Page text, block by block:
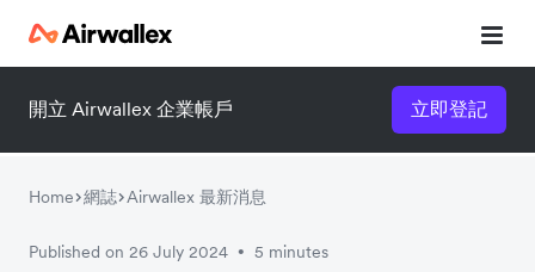
開立 Airwallex 企業帳戶 立即登記
Home 網誌 Airwallex 最新消息
Published on 26 July 2024 • 5 minutes